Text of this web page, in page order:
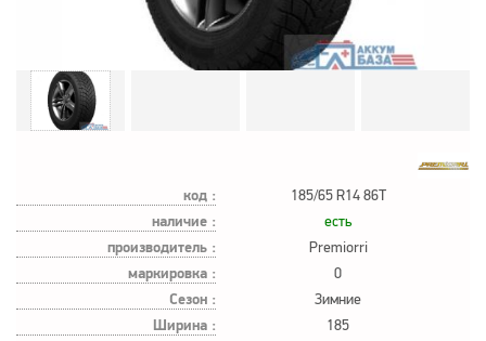
код : 185/65 R14 86T
наличие : есть
производитель : Premiorri
маркировка : 0
Сезон : Зимние
Ширина : 185